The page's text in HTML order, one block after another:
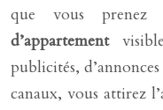
que vous
d’appartement
publicités,
canaux, vous attirez